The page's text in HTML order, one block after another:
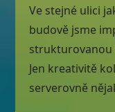
Ve stejné ulici
budově jsme
strukturovanou
Jen kreativitě
serverovně